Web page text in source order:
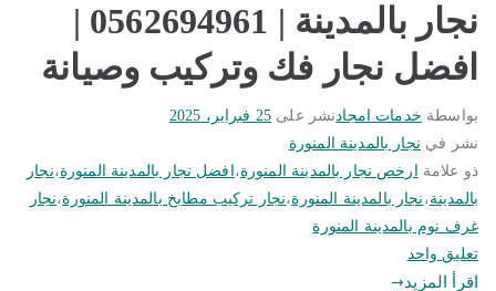
نجار بالمدينة | 0562694961 |
افضل نجار فك وتركيب وصيانة
بواسطة خدمات امجادنشر على 25 فبراير، 2025
نشر في نجار بالمدينة المنورة
ذو علامة
ارخص نجار بالمدينة المنورة، افضل نجار بالمدينة المنورة،نجار
بالمدينة، نجار بالمدينة المنورة،نجار تركيب مطابخ بالمدينة المنورة،نجار
غرف نوم بالمدينة المنورة
تعليق واحد
نجاراقرأ المزيد